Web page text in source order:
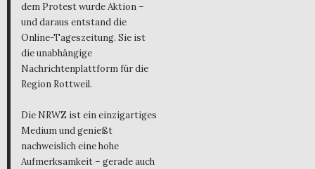
dem Protest wurde Aktion –
und daraus entstand die
Online-Tageszeitung. Sie ist
die unabhängige
Nachrichtenplattform für die
Region Rottweil.
Die NRWZ ist ein einzigartiges
Medium und genießt
nachweislich eine hohe
Aufmerksamkeit – gerade auch